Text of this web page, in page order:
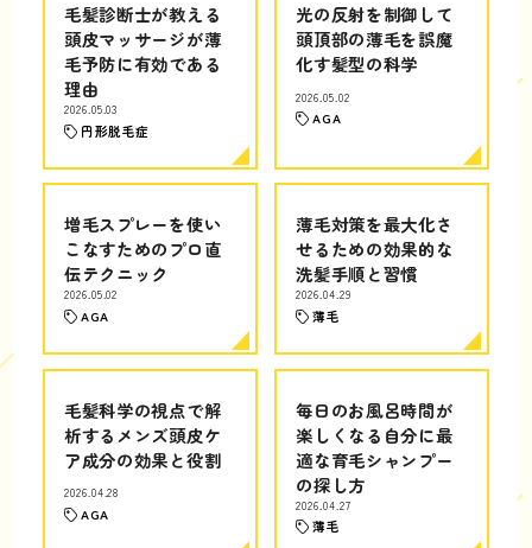
毛髪診断士が教える
頭皮マッサージが薄
毛予防に有効である
理由
2026.05.03
円形脱毛症
光の反射を制御して
頭頂部の薄毛を誤魔
化す髪型の科学
2026.05.02
AGA
増毛スプレーを使い
こなすためのプロ直
伝テクニック
2026.05.02
AGA
薄毛対策を最大化さ
せるための効果的な
洗髪手順と習慣
2026.04.29
薄毛
毛髪科学の視点で解
析するメンズ頭皮ケ
ア成分の効果と役割
2026.04.28
AGA
毎日のお風呂時間が
楽しくなる自分に最
適な育毛シャンプー
の探し方
2026.04.27
薄毛